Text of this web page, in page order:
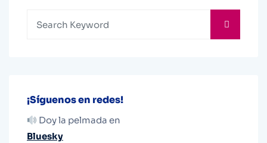
¡Síguenos en redes!
Doy la pelmada en
Bluesky